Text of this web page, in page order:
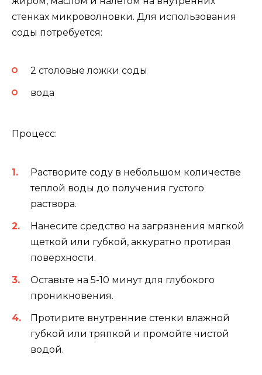
стенках микроволновки. Для использования
соды потребуется:
2 столовые ложки соды
вода
Процесс:
Растворите соду в небольшом количестве
теплой воды до получения густого
раствора.
Нанесите средство на загрязнения мягкой
щеткой или губкой, аккуратно протирая
поверхности.
Оставьте на 5-10 минут для глубокого
проникновения.
Протирите внутренние стенки влажной
губкой или тряпкой и промойте чистой
водой.